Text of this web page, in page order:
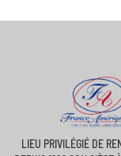
LIEU PRIVILÉGIÉ DE